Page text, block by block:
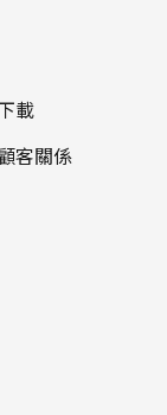
載
客關係